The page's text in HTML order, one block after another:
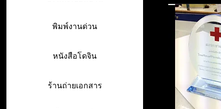
พิมพ์งานด่วน
หนังสือโดจิน
ร้านถ่ายเอกสาร